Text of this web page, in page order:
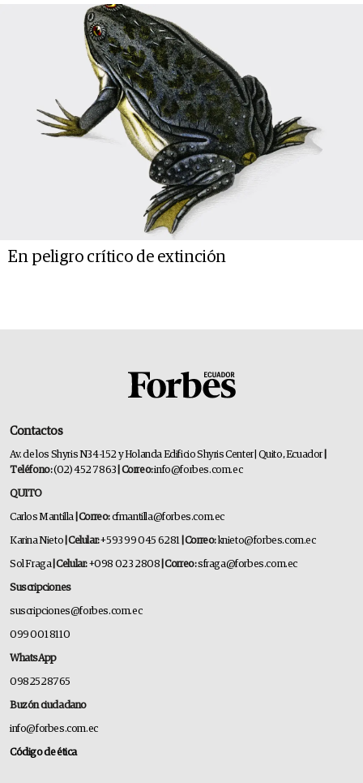
En peligro crítico de extinción
Contactos
Av. de los Shyris N34-152 y Holanda Edificio Shyris Center | Quito, Ecuador
Teléfono:(02) 452 7863 | Correo:info@forbes.com.ec
QUITO
Carlos Mantilla | Correo:cfmantilla@forbes.com.ec
Karina Nieto | Celular:+593 99 045 6281 | Correo:knieto@forbes.com.ec
Sol Fraga| Celular:+098 023 2808 | Correo:sfraga@forbes.com.ec
Suscripciones
suscripciones@forbes.com.ec
099 001 8110
WhatsApp
0982528765
Buzón ciudadano
info@forbes.com.ec
Código de ética